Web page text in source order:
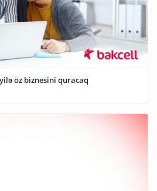
öz biznesini quracaq